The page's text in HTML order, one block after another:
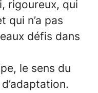
rigoureux, qui
qui n’a pas
défis dans
le sens du